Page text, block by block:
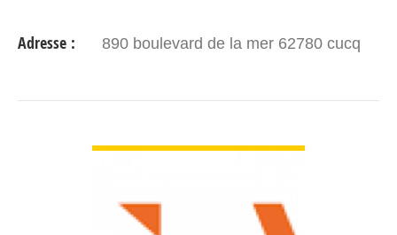
Adresse : 890 boulevard de la mer 62780 cucq